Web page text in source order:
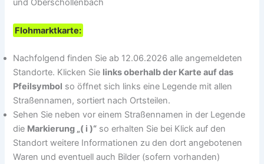
und Oberschöllenbach
Flohmarktkarte:
Nachfolgend finden Sie ab 12.06.2026 alle angemeldeten
Standorte. Klicken Sie links oberhalb der Karte auf das
Pfeilsymbol so öffnet sich links eine Legende mit allen
Straßennamen, sortiert nach Ortsteilen.
Sehen Sie neben vor einem Straßennamen in der Legende
die Markierung „( i )“ so erhalten Sie bei Klick auf den
Standort weitere Informationen zu den dort angebotenen
Waren und eventuell auch Bilder (sofern vorhanden)